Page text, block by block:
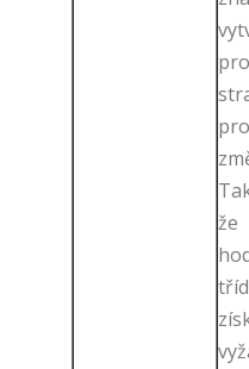
že